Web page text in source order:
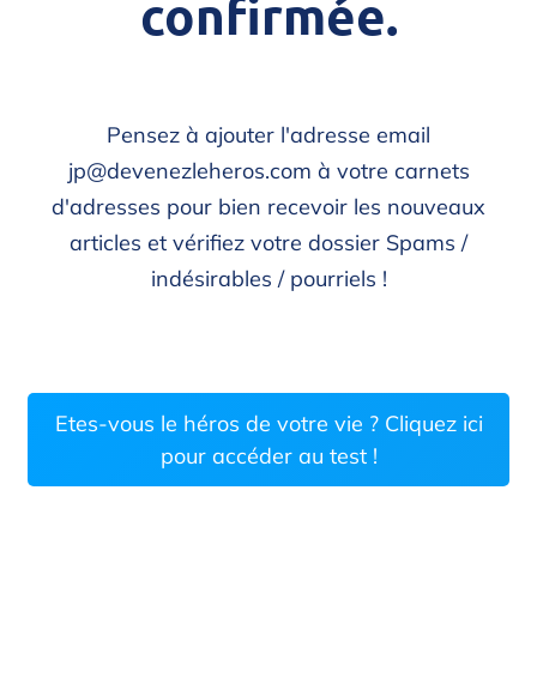
confirmée.
Pensez à ajouter l'adresse email
jp@devenezleheros.com à votre carnets
d'adresses pour bien recevoir les nouveaux
articles et vérifiez votre dossier Spams /
indésirables / pourriels !
Etes-vous le héros de votre vie ? Cliquez ici
pour accéder au test !